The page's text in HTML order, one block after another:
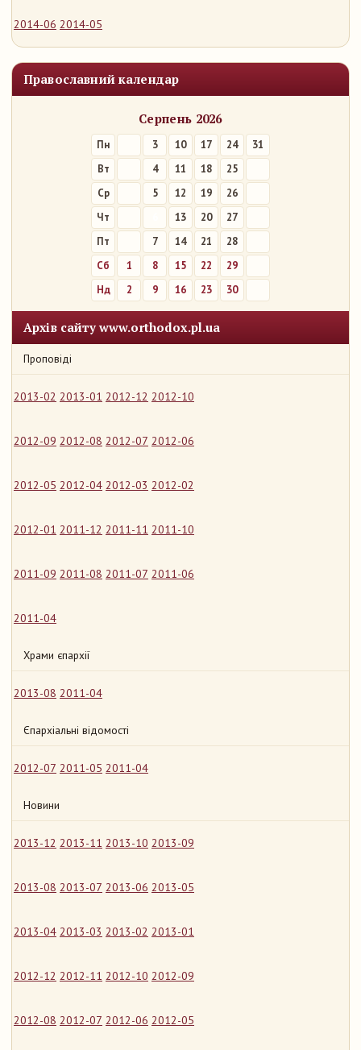
2014-06 2014-05
Православний календар
Серпень 2026
Пн 3 10 17 24
31
Вт
4 11 18
25
Ср
5 12 19
26
Чт
13 20
27
Пт
7 14 21
28
Сб
1 8 15 22
29
Нд
2 9 16 23 30
Архів сайту www.orthodox.pl.ua
Проповіді
2013-02 2013-01 2012-12 2012-10
2012-09 2012-08 2012-07 2012-06
2012-05 2012-04 2012-03 2012-02
2012-01 2011-12 2011-11 2011-10
2011-09 2011-08 2011-07 2011-06
2011-04
Храми єпархії
2013-08 2011-04
Єпархіальні відомості
2012-07 2011-05 2011-04
Новини
2013-12 2013-11 2013-10 2013-09
2013-08 2013-07 2013-06 2013-05
2013-04 2013-03 2013-02 2013-01
2012-12 2012-11 2012-10 2012-09
2012-08 2012-07 2012-06 2012-05